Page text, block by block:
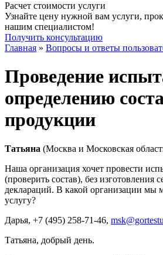
Расчет стоимости услуги
Узнайте цену нужной вам услуги,
нашим специалистом!
Получить консультацию
Главная » Вопросы и ответы
Проведение
определению
продукции
Татьяна (Москва и Московская
Наша организация хочет провести
(проверить состав), без изготовления
деклараций. В какой организации мы
услугу?
Дарья, +7 (495) 258-71-46,
Татьяна, добрый день.